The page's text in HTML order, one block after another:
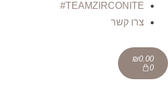
TEAMZIRCONITE#
צרו קשר
₪0.00
0